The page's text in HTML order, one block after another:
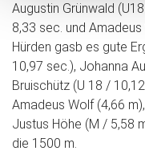
Augustin Grünwald
8,33 sec. und
Hürden gasb es gute
10,97 sec.), Johanna
Bruischütz (U 18 /
Amadeus Wolf (4,66
Justus Höhe (M / 5,58
die 1500 m.